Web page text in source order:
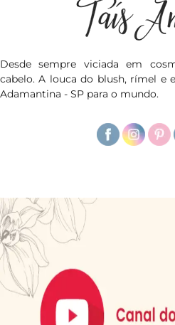
Desde sempre viciada em
cabelo. A louca do blush, rímel e
Adamantina - SP para o mundo.